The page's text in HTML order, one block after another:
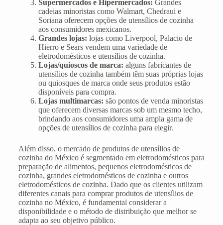
Supermercados e Hipermercados: Grandes
cadeias minoristas como Walmart, Chedraui e
Soriana oferecem opções de utensílios de cozinha
aos consumidores mexicanos.
Grandes lojas: lojas como Liverpool, Palacio de
Hierro e Sears vendem uma variedade de
eletrodomésticos e utensílios de cozinha.
Lojas/quioscos de marca: alguns fabricantes de
utensílios de cozinha também têm suas próprias lojas
ou quiosques de marca onde seus produtos estão
disponíveis para compra.
Lojas multimarcas: são pontos de venda minoristas
que oferecem diversas marcas sob um mesmo techo,
brindando aos consumidores uma ampla gama de
opções de utensílios de cozinha para elegir.
Além disso, o mercado de produtos de utensílios de
cozinha do México é segmentado em eletrodomésticos para
preparação de alimentos, pequenos eletrodomésticos de
cozinha, grandes eletrodomésticos de cozinha e outros
eletrodomésticos de cozinha. Dado que os clientes utilizam
diferentes canais para comprar produtos de utensílios de
cozinha no México, é fundamental considerar a
disponibilidade e o método de distribuição que melhor se
adapta ao seu objetivo público.